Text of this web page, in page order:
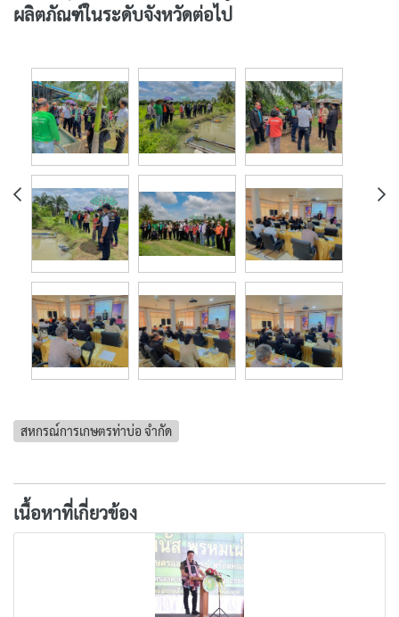
ผลิตภัณฑ์ในระดับจังหวัดต่อไป
สหกรณ์การเกษตรท่าบ่อ จำกัด
เนื้อหาที่เกี่ยวข้อง